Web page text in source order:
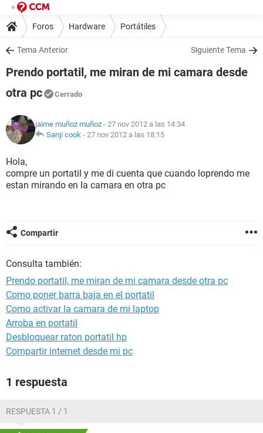
Foros Hardware Portátiles
Tema Anterior Siguiente Tema
Prendo portatil, me miran de mi camara desde
otra pc
Cerrado
jaime muñoz muñoz - 27 nov 2012 a las 14:34
Sanji cook - 27 nov 2012 a las 18:15
Hola,
compre un portatil y me di cuenta que cuando loprendo me
estan mirando en la camara en otra pc
Compartir
Consulta también:
Prendo portatil, me miran de mi camara desde otra pc
Como poner barra baja en el portatil
Como activar la camara de mi laptop
Arroba en portatil
Desbloquear raton portatil hp
Compartir internet desde mi pc
1 respuesta
RESPUESTA 1 / 1